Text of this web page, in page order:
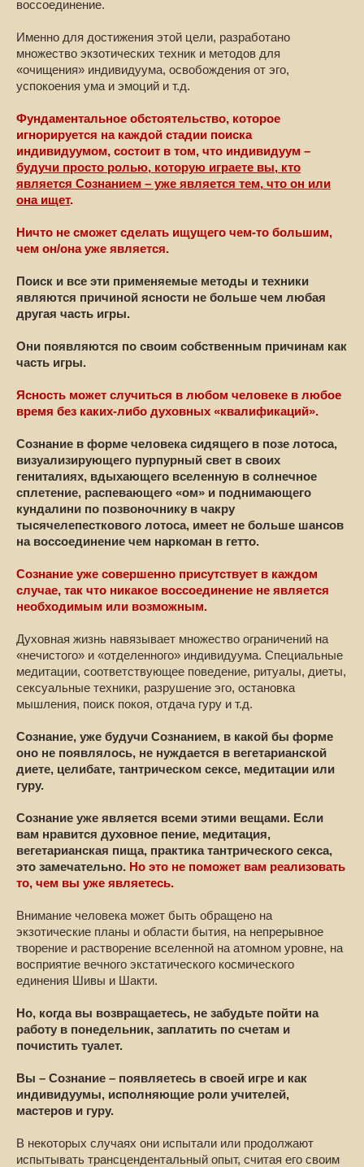
воссоединение.
Именно для достижения этой цели, разработано
множество экзотических техник и методов для
«очищения» индивидуума, освобождения от эго,
успокоения ума и эмоций и т.д.
Фундаментальное обстоятельство, которое
игнорируется на каждой стадии поиска
индивидуумом, состоит в том, что индивидуум –
будучи просто ролью, которую играете вы, кто
является Сознанием – уже является тем, что он или
она ищет.
Ничто не сможет сделать ищущего чем-то большим,
чем он/она уже является.
Поиск и все эти применяемые методы и техники
являются причиной ясности не больше чем любая
другая часть игры.
Они появляются по своим собственным причинам как
часть игры.
Ясность может случиться в любом человеке в любое
время без каких-либо духовных «квалификаций».
Сознание в форме человека сидящего в позе лотоса,
визуализирующего пурпурный свет в своих
гениталиях, вдыхающего вселенную в солнечное
сплетение, распевающего «ом» и поднимающего
кундалини по позвоночнику в чакру
тысячелепесткового лотоса, имеет не больше шансов
на воссоединение чем наркоман в гетто.
Сознание уже совершенно присутствует в каждом
случае, так что никакое воссоединение не является
необходимым или возможным.
Духовная жизнь навязывает множество ограничений на
«нечистого» и «отделенного» индивидуума. Специальные
медитации, соответствующее поведение, ритуалы, диеты,
сексуальные техники, разрушение эго, остановка
мышления, поиск покоя, отдача гуру и т.д.
Сознание, уже будучи Сознанием, в какой бы форме
оно не появлялось, не нуждается в вегетарианской
диете, целибате, тантрическом сексе, медитации или
гуру.
Сознание уже является всеми этими вещами. Если
вам нравится духовное пение, медитация,
вегетарианская пища, практика тантрического секса,
это замечательно. Но это не поможет вам реализовать
то, чем вы уже являетесь.
Внимание человека может быть обращено на
экзотические планы и области бытия, на непрерывное
творение и растворение вселенной на атомном уровне, на
восприятие вечного экстатического космического
единения Шивы и Шакти.
Но, когда вы возвращаетесь, не забудьте пойти на
работу в понедельник, заплатить по счетам и
почистить туалет.
Вы – Сознание – появляетесь в своей игре и как
индивидуумы, исполняющие роли учителей,
мастеров и гуру.
В некоторых случаях они испытали или продолжают
испытывать трансцендентальный опыт, считая его своим